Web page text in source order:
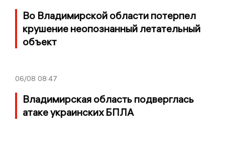
Во Владимирской области потерпел
крушение неопознанный летательный
объект
06/08 08:47
Владимирская область подверглась
атаке украинских БПЛА